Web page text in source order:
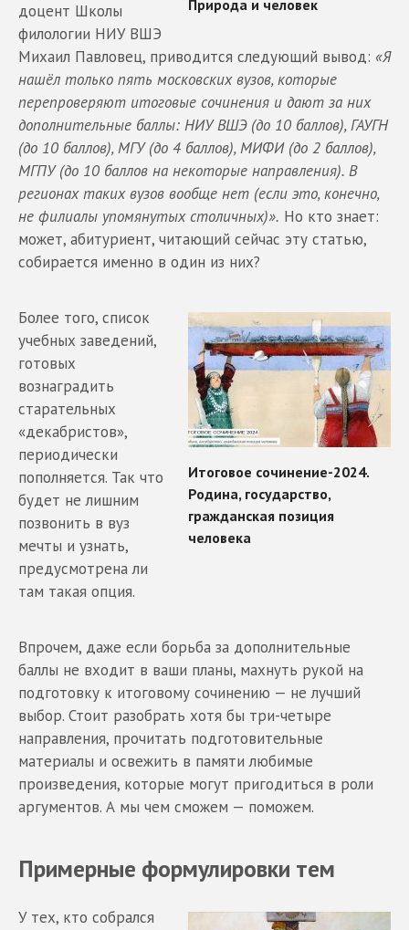
доцент Школы
филологии НИУ ВШЭ
Михаил Павловец, приводится следующий вывод: «Я
нашёл только пять московских вузов, которые
перепроверяют итоговые сочинения и дают за них
дополнительные баллы: НИУ ВШЭ (до 10 баллов), ГАУГН
(до 10 баллов), МГУ (до 4 баллов), МИФИ (до 2 баллов),
МГПУ (до 10 баллов на некоторые направления). В
регионах таких вузов вообще нет (если это, конечно,
не филиалы упомянутых столичных)». Но кто знает:
может, абитуриент, читающий сейчас эту статью,
собирается именно в один из них?
Более того, список
учебных заведений,
готовых
вознаградить
старательных
«декабристов»,
периодически
пополняется. Так что
будет не лишним
позвонить в вуз
мечты и узнать,
предусмотрена ли
там такая опция.
Впрочем, даже если борьба за дополнительные
баллы не входит в ваши планы, махнуть рукой на
подготовку к итоговому сочинению — не лучший
выбор. Стоит разобрать хотя бы три-четыре
направления, прочитать подготовительные
материалы и освежить в памяти любимые
произведения, которые могут пригодиться в роли
аргументов. А мы чем сможем — поможем.
Примерные формулировки тем
У тех, кто собрался